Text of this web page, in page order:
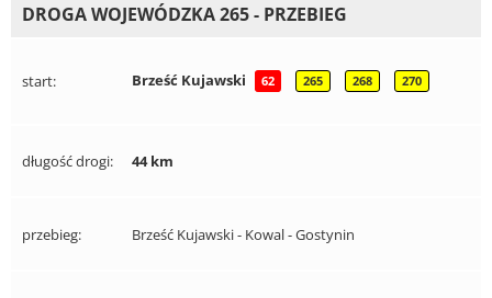
DROGA WOJEWÓDZKA 265 - PRZEBIEG
start: Brześć Kujawski 62 265 268 270
długość drogi: 44 km
przebieg: Brześć Kujawski - Kowal - Gostynin